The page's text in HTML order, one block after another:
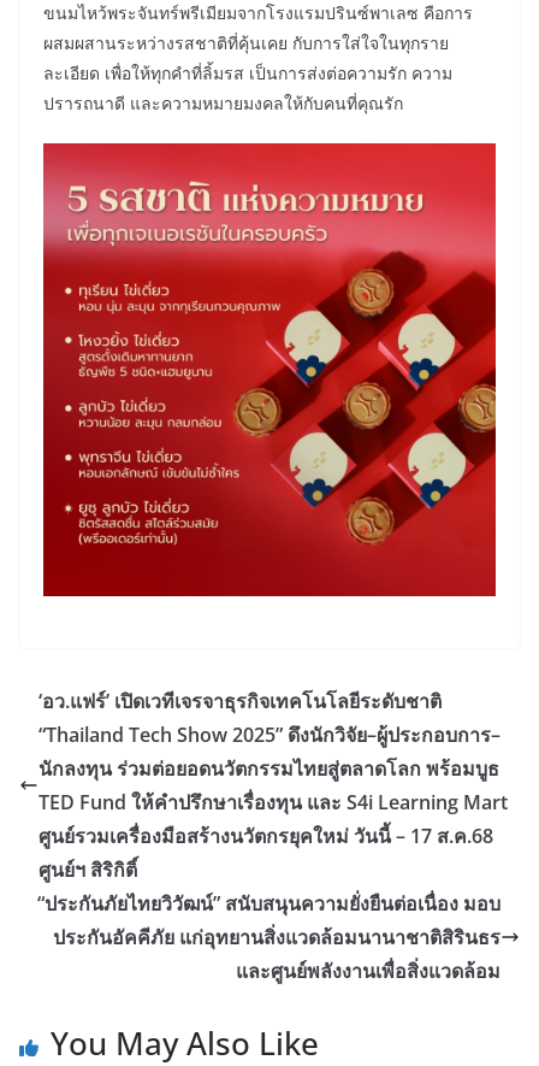
ขนมไหว้พระจันทร์พรีเมียมจากโรงแรมปรินซ์พาเลซ คือการ
ผสมผสานระหว่างรสชาติที่คุ้นเคย กับการใส่ใจในทุกราย
ละเอียด เพื่อให้ทุกคำที่ลิ้มรส เป็นการส่งต่อความรัก ความ
ปรารถนาดี และความหมายมงคลให้กับคนที่คุณรัก
‘อว.แฟร์’ เปิดเวทีเจรจาธุรกิจเทคโนโลยีระดับชาติ
“Thailand Tech Show 2025” ดึงนักวิจัย–ผู้ประกอบการ–
นักลงทุน ร่วมต่อยอดนวัตกรรมไทยสู่ตลาดโลก พร้อมบูธ
TED Fund ให้คำปรึกษาเรื่องทุน และ S4i Learning Mart
ศูนย์รวมเครื่องมือสร้างนวัตกรยุคใหม่ วันนี้ – 17 ส.ค.68
ศูนย์ฯ สิริกิติ์
“ประกันภัยไทยวิวัฒน์” สนับสนุนความยั่งยืนต่อเนื่อง มอบ
ประกันอัคคีภัย แก่อุทยานสิ่งแวดล้อมนานาชาติสิรินธร
และศูนย์พลังงานเพื่อสิ่งแวดล้อม
You May Also Like